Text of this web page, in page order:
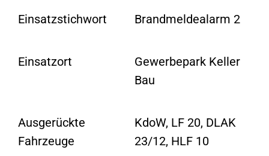
Einsatzstichwort Brandmeldealarm 2
Einsatzort
Gewerbepark Keller
Bau
Ausgerückte
Fahrzeuge
KdoW, LF 20, DLAK
23/12, HLF 10